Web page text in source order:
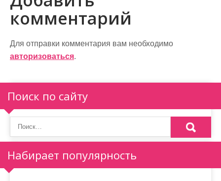
комментарий
Для отправки комментария вам необходимо
авторизоваться.
Поиск по сайту
Набирает популярность